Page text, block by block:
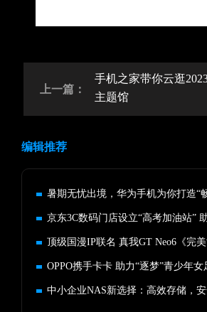
上一篇：
手机之家带你云逛
主题馆
编辑推荐
京东3C数码门店设立“高考加油站”
顶级国漫IP联名 真我GT Neo6《完
OPPO携手卡卡 助力“逐梦”青少年女
中小企业NAS新选择：高效存储，